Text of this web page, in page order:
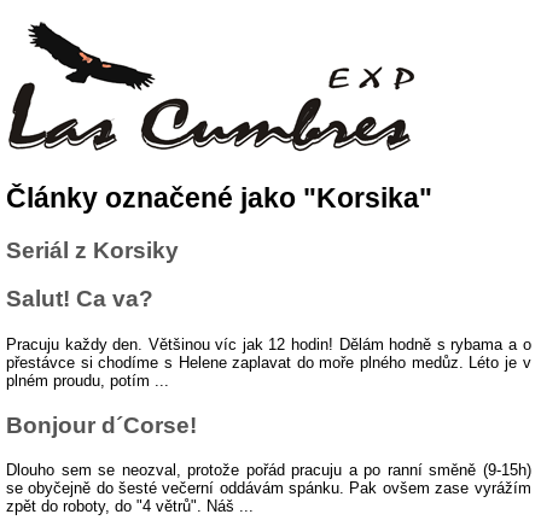
Články označené jako "Korsika"
Seriál z Korsiky
Salut! Ca va?
Pracuju každy den. Většinou víc jak 12 hodin! Dělám hodně s rybama a o
přestávce si chodíme s Helene zaplavat do moře plného medůz. Léto je v
plném proudu, potím ...
Bonjour d´Corse!
Dlouho sem se neozval, protože pořád pracuju a po ranní směně (9-15h)
se obyčejně do šesté večerní oddávám spánku. Pak ovšem zase vyrážím
zpět do roboty, do "4 větrů". Náš ...